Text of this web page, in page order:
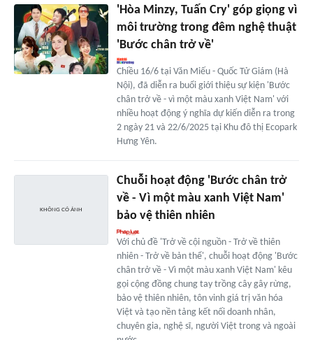
'Hòa Minzy, Tuấn Cry' góp giọng vì
môi trường trong đêm nghệ thuật
'Bước chân trở về'
Chiều 16/6 tại Văn Miếu - Quốc Tử Giám (Hà
Nội), đã diễn ra buổi giới thiệu sự kiện 'Bước
chân trở về - vì một màu xanh Việt Nam' với
nhiều hoạt động ý nghĩa dự kiến diễn ra trong
2 ngày 21 và 22/6/2025 tại Khu đô thị Ecopark
Hưng Yên.
Chuỗi hoạt động 'Bước chân trở
về - Vì một màu xanh Việt Nam'
bảo vệ thiên nhiên
Với chủ đề 'Trở về cội nguồn - Trở về thiên
nhiên - Trở về bản thể', chuỗi hoạt động 'Bước
chân trở về - Vì một màu xanh Việt Nam' kêu
gọi cộng đồng chung tay trồng cây gây rừng,
bảo vệ thiên nhiên, tôn vinh giá trị văn hóa
Việt và tạo nền tảng kết nối doanh nhân,
chuyên gia, nghệ sĩ, người Việt trong và ngoài